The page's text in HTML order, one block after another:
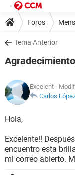
Foros
Tema Anterior
Agradecimiento
Excelent -
Carlos
Hola,
Excelente!!
encuentro esta
mi correo abierto.